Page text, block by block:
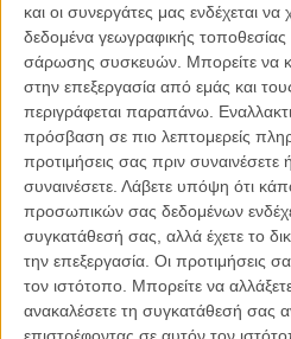
και οι συνεργάτες μας ενδέχεται
δεδομένα γεωγραφικής
σάρωσης συσκευών. Μπορείτε να
στην επεξεργασία από εμάς και
περιγράφεται παραπάνω.
πρόσβαση σε πιο λεπτομερείς
προτιμήσεις σας πριν συναινέσετε
συναινέσετε. Λάβετε υπόψη ότι
προσωπικών σας δεδομένων
συγκατάθεσή σας, αλλά έχετε το
την επεξεργασία. Οι προτιμήσεις
τον ιστότοπο. Μπορείτε να
ανακαλέσετε τη συγκατάθεσή σας
Ο Τομ Χίντλστον αγκαλιάζει
Peak» του Γκιγιέρμο Ντελ
ΝΕΑ /05 ΙΑΝ 2015/ Λήδα Γαλανού
Goth διπλοτυπίες για τα νέα
«Crimson Peak» του
ΝΕΑ /07 ΙΟΥΛ 2015/ Λήδα Γαλανού
Ηρθε μια ψύχρα... Πρώτη
- Μία Γουασικόφσκα στο νέο
ΝΕΑ /15 ΣΕΠ 2015/ Λήδα Γαλανού